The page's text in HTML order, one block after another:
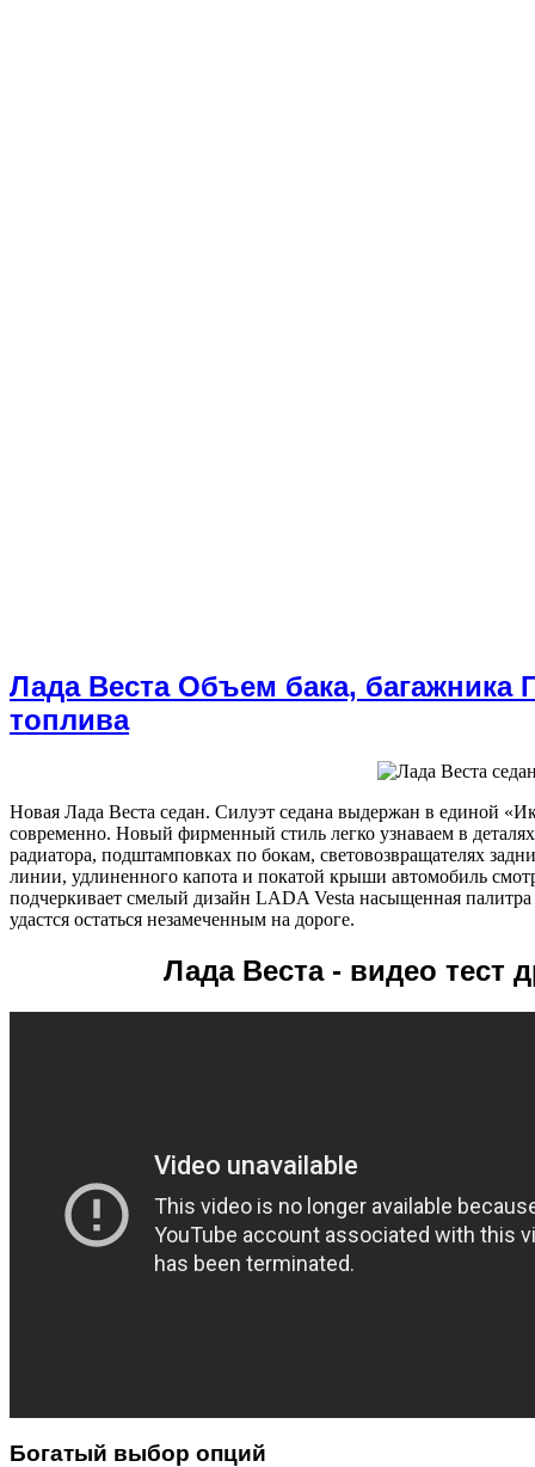
Лада Веста Объем бака, багажника
топлива
Новая Лада Веста седан. Силуэт седана выдержан в единой
современно. Новый фирменный стиль легко узнаваем в
радиатора, подштамповках по бокам, световозвращателях
линии, удлиненного капота и покатой крыши автомобиль
подчеркивает смелый дизайн LADA Vesta насыщенная
удастся остаться незамеченным на дороге.
Лада Веста - видео тест
Богатый выбор опций